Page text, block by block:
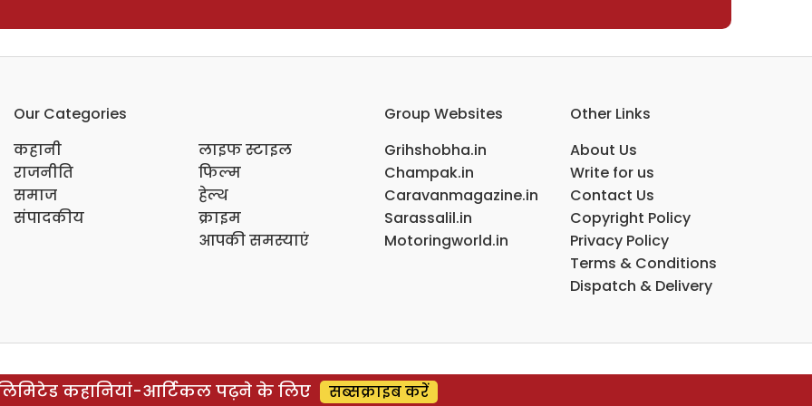
Our Categories
कहानी
राजनीति
समाज
संपादकीय
लाइफ स्टाइल
फिल्म
हेल्थ
क्राइम
आपकी समस्याएं
Group Websites
Grihshobha.in
Champak.in
Caravanmagazine.in
Sarassalil.in
Motoringworld.in
Other Links
About Us
Write for us
Contact Us
Copyright Policy
Privacy Policy
Terms & Conditions
Dispatch & Delivery
कहानियां-आर्टिकल पढ़ने के लिए सब्सक्राइब करें